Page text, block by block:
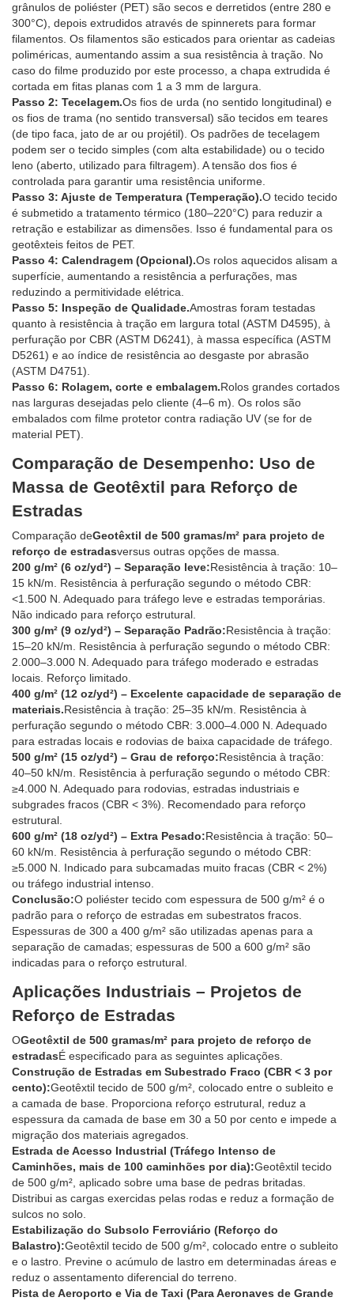
grânulos de poliéster (PET) são secos e derretidos (entre 280 e
300°C), depois extrudidos através de spinnerets para formar
filamentos. Os filamentos são esticados para orientar as cadeias
poliméricas, aumentando assim a sua resistência à tração. No
caso do filme produzido por este processo, a chapa extrudida é
cortada em fitas planas com 1 a 3 mm de largura.
Passo 2: Tecelagem.Os fios de urda (no sentido longitudinal) e
os fios de trama (no sentido transversal) são tecidos em teares
(de tipo faca, jato de ar ou projétil). Os padrões de tecelagem
podem ser o tecido simples (com alta estabilidade) ou o tecido
leno (aberto, utilizado para filtragem). A tensão dos fios é
controlada para garantir uma resistência uniforme.
Passo 3: Ajuste de Temperatura (Temperação).O tecido tecido
é submetido a tratamento térmico (180–220°C) para reduzir a
retração e estabilizar as dimensões. Isso é fundamental para os
geotêxteis feitos de PET.
Passo 4: Calendragem (Opcional).Os rolos aquecidos alisam a
superfície, aumentando a resistência a perfurações, mas
reduzindo a permitividade elétrica.
Passo 5: Inspeção de Qualidade.Amostras foram testadas
quanto à resistência à tração em largura total (ASTM D4595), à
perfuração por CBR (ASTM D6241), à massa específica (ASTM
D5261) e ao índice de resistência ao desgaste por abrasão
(ASTM D4751).
Passo 6: Rolagem, corte e embalagem.Rolos grandes cortados
nas larguras desejadas pelo cliente (4–6 m). Os rolos são
embalados com filme protetor contra radiação UV (se for de
material PET).
Comparação de Desempenho: Uso de
Massa de Geotêxtil para Reforço de
Estradas
Comparação deGeotêxtil de 500 gramas/m² para projeto de
reforço de estradasversus outras opções de massa.
200 g/m² (6 oz/yd²) – Separação leve:Resistência à tração: 10–
15 kN/m. Resistência à perfuração segundo o método CBR:
<1.500 N. Adequado para tráfego leve e estradas temporárias.
Não indicado para reforço estrutural.
300 g/m² (9 oz/yd²) – Separação Padrão:Resistência à tração:
15–20 kN/m. Resistência à perfuração segundo o método CBR:
2.000–3.000 N. Adequado para tráfego moderado e estradas
locais. Reforço limitado.
400 g/m² (12 oz/yd²) – Excelente capacidade de separação de
materiais.Resistência à tração: 25–35 kN/m. Resistência à
perfuração segundo o método CBR: 3.000–4.000 N. Adequado
para estradas locais e rodovias de baixa capacidade de tráfego.
500 g/m² (15 oz/yd²) – Grau de reforço:Resistência à tração:
40–50 kN/m. Resistência à perfuração segundo o método CBR:
≥4.000 N. Adequado para rodovias, estradas industriais e
subgrades fracos (CBR < 3%). Recomendado para reforço
estrutural.
600 g/m² (18 oz/yd²) – Extra Pesado:Resistência à tração: 50–
60 kN/m. Resistência à perfuração segundo o método CBR:
≥5.000 N. Indicado para subcamadas muito fracas (CBR < 2%)
ou tráfego industrial intenso.
Conclusão:O poliéster tecido com espessura de 500 g/m² é o
padrão para o reforço de estradas em subestratos fracos.
Espessuras de 300 a 400 g/m² são utilizadas apenas para a
separação de camadas; espessuras de 500 a 600 g/m² são
indicadas para o reforço estrutural.
Aplicações Industriais – Projetos de
Reforço de Estradas
OGeotêxtil de 500 gramas/m² para projeto de reforço de
estradasÉ especificado para as seguintes aplicações.
Construção de Estradas em Subestrado Fraco (CBR < 3 por
cento):Geotêxtil tecido de 500 g/m², colocado entre o subleito e
a camada de base. Proporciona reforço estrutural, reduz a
espessura da camada de base em 30 a 50 por cento e impede a
migração dos materiais agregados.
Estrada de Acesso Industrial (Tráfego Intenso de
Caminhões, mais de 100 caminhões por dia):Geotêxtil tecido
de 500 g/m², aplicado sobre uma base de pedras britadas.
Distribui as cargas exercidas pelas rodas e reduz a formação de
sulcos no solo.
Estabilização do Subsolo Ferroviário (Reforço do
Balastro):Geotêxtil tecido de 500 g/m², colocado entre o subleito
e o lastro. Previne o acúmulo de lastro em determinadas áreas e
reduz o assentamento diferencial do terreno.
Pista de Aeroporto e Via de Taxi (Para Aeronaves de Grande